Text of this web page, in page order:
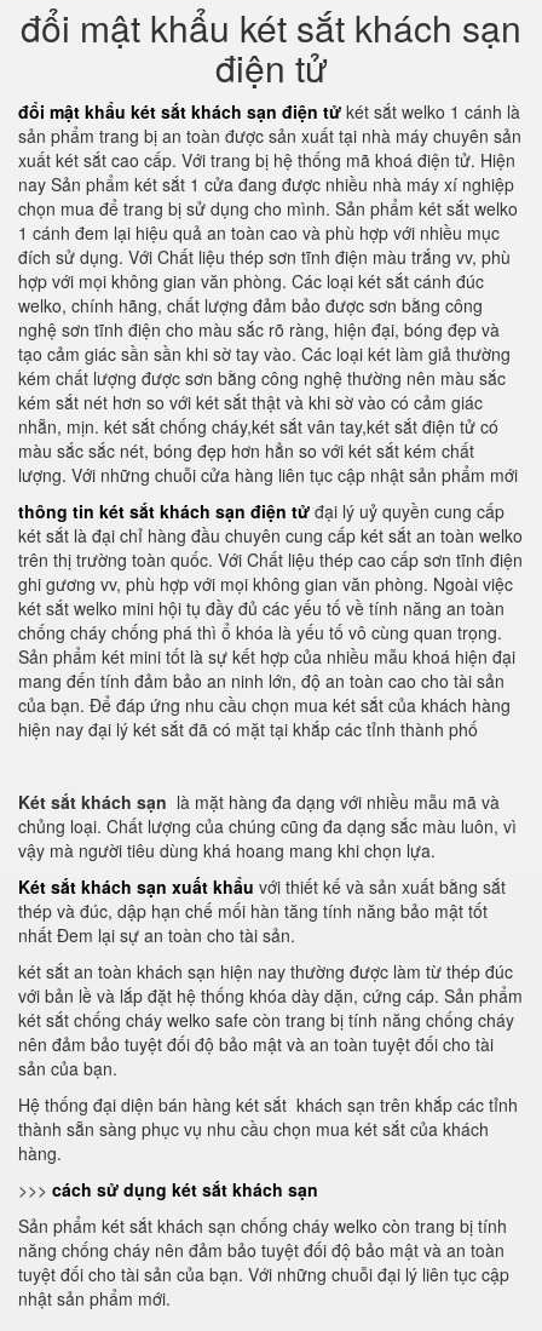
đổi mật khẩu két sắt khách sạn
điện tử
đổi mật khẩu két sắt khách sạn điện tử két sắt welko 1 cánh là
sản phẩm trang bị an toàn được sản xuất tại nhà máy chuyên sản
xuất két sắt cao cấp. Với trang bị hệ thống mã khoá điện tử. Hiện
nay Sản phẩm két sắt 1 cửa đang được nhiều nhà máy xí nghiệp
chọn mua để trang bị sử dụng cho mình. Sản phẩm két sắt welko
1 cánh đem lại hiệu quả an toàn cao và phù hợp với nhiều mục
đích sử dụng. Với Chất liệu thép sơn tĩnh điện màu trắng vv, phù
hợp với mọi không gian văn phòng. Các loại két sắt cánh đúc
welko, chính hãng, chất lượng đảm bảo được sơn bằng công
nghệ sơn tĩnh điện cho màu sắc rõ ràng, hiện đại, bóng đẹp và
tạo cảm giác sần sần khi sờ tay vào. Các loại két làm giả thường
kém chất lượng được sơn bằng công nghệ thường nên màu sắc
kém sắt nét hơn so với két sắt thật và khi sờ vào có cảm giác
nhẵn, mịn. két sắt chống cháy,két sắt vân tay,két sắt điện tử có
màu sắc sắc nét, bóng đẹp hơn hẳn so với két sắt kém chất
lượng. Với những chuỗi cửa hàng liên tục cập nhật sản phẩm mới
thông tin két sắt khách sạn điện tử đại lý uỷ quyền cung cấp
két sắt là đại chỉ hàng đầu chuyên cung cấp két sắt an toàn welko
trên thị trường toàn quốc. Với Chất liệu thép cao cấp sơn tĩnh điện
ghi gương vv, phù hợp với mọi không gian văn phòng. Ngoài việc
két sắt welko mini hội tụ đầy đủ các yếu tố về tính năng an toàn
chống cháy chống phá thì ổ khóa là yếu tố vô cùng quan trọng.
Sản phẩm két mini tốt là sự kết hợp của nhiều mẫu khoá hiện đại
mang đến tính đảm bảo an ninh lớn, độ an toàn cao cho tài sản
của bạn. Để đáp ứng nhu cầu chọn mua két sắt của khách hàng
hiện nay đại lý két sắt đã có mặt tại khắp các tỉnh thành phố
Két sắt khách sạn là mặt hàng đa dạng với nhiều mẫu mã và
chủng loại. Chất lượng của chúng cũng đa dạng sắc màu luôn, vì
vậy mà người tiêu dùng khá hoang mang khi chọn lựa.
Két sắt khách sạn xuất khẩu với thiết kế và sản xuất bằng sắt
thép và đúc, dập hạn chế mối hàn tăng tính năng bảo mật tốt
nhất Đem lại sự an toàn cho tài sản.
két sắt an toàn khách sạn hiện nay thường được làm từ thép đúc
với bản lề và lắp đặt hệ thống khóa dày dặn, cứng cáp. Sản phẩm
két sắt chống cháy welko safe còn trang bị tính năng chống cháy
nên đảm bảo tuyệt đối độ bảo mật và an toàn tuyệt đối cho tài
sản của bạn.
Hệ thống đại diện bán hàng két sắt khách sạn trên khắp các tỉnh
thành sẵn sàng phục vụ nhu cầu chọn mua két sắt của khách
hàng.
>>> cách sử dụng két sắt khách sạn
Sản phẩm két sắt khách sạn chống cháy welko còn trang bị tính
năng chống cháy nên đảm bảo tuyệt đối độ bảo mật và an toàn
tuyệt đối cho tài sản của bạn. Với những chuỗi đại lý liên tục cập
nhật sản phẩm mới.